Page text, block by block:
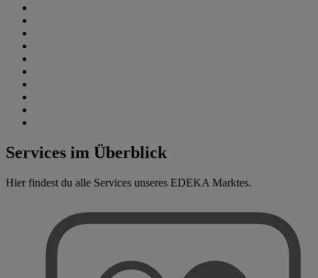
Services im Überblick
Hier findest du alle Services unseres EDEKA Marktes.